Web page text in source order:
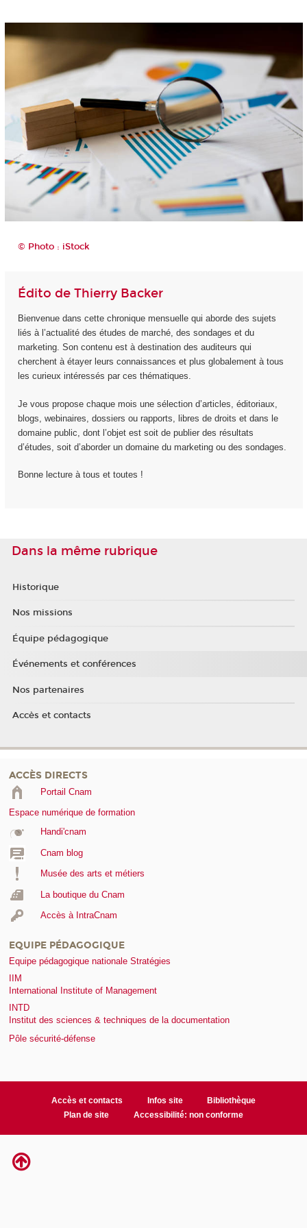
© Photo : iStock
Édito de Thierry Backer
Bienvenue dans cette chronique mensuelle qui aborde des sujets
liés à l’actualité des études de marché, des sondages et du
marketing. Son contenu est à destination des auditeurs qui
cherchent à étayer leurs connaissances et plus globalement à tous
les curieux intéressés par ces thématiques.
Je vous propose chaque mois une sélection d’articles, éditoriaux,
blogs, webinaires, dossiers ou rapports, libres de droits et dans le
domaine public, dont l’objet est soit de publier des résultats
d’études, soit d’aborder un domaine du marketing ou des sondages.
Bonne lecture à tous et toutes !
Dans la même rubrique
Historique
Nos missions
Équipe pédagogique
Événements et conférences
Nos partenaires
Accès et contacts
ACCÈS DIRECTS
Portail Cnam
Espace numérique de formation
Handi'cnam
Cnam blog
Musée des arts et métiers
La boutique du Cnam
Accès à IntraCnam
EQUIPE PÉDAGOGIQUE
Equipe pédagogique nationale Stratégies
IIM
International Institute of Management
INTD
Institut des sciences & techniques de la documentation
Pôle sécurité-défense
Accès et contacts Infos site
Bibliothèque
Plan de site
Accessibilité: non conforme